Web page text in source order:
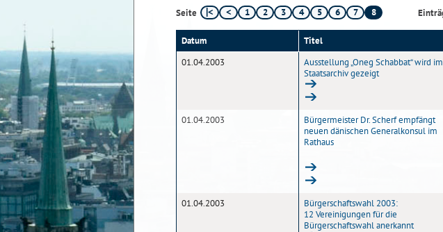
Seite 1 2 3 4 5 6 7 8
Datum Titel
01.04.2003
Ausstellung „Oneg Schabbat“ wird im
Staatsarchiv gezeigt
01.04.2003
Bürgermeister Dr. Scherf empfängt
neuen dänischen Generalkonsul im
Rathaus
01.04.2003
Bürgerschaftswahl 2003:
12 Vereinigungen für die
Bürgerschaftswahl anerkannt